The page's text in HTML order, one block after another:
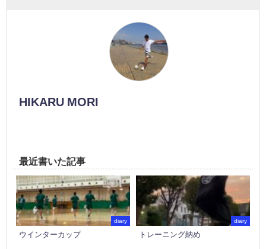
HIKARU MORI
最近書いた記事
diary
ウインターカップ
diary
トレーニング納め